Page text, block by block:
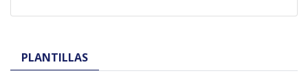
PLANTILLAS